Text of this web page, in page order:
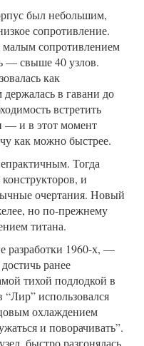
был небольшим,
сопротивление.
малым сопротивлением
— свыше 40 узлов.
как
в гавани до
встретить
— и в этот момент
как можно быстрее.
Тогда
и
очертания. Новый
но по-прежнему
титана.
разработки 1960-х, —
ранее
тихой подлодкой в
использовался
охлаждением
и поворачивать”.
быстро разгонялась